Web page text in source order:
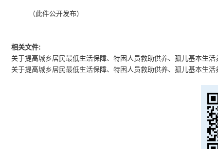
（此件公开发布）
相关文件:
关于提高城乡居民最低生活保障、特困人员救助供养、孤儿基本生
关于提高城乡居民最低生活保障、特困人员救助供养、孤儿基本生